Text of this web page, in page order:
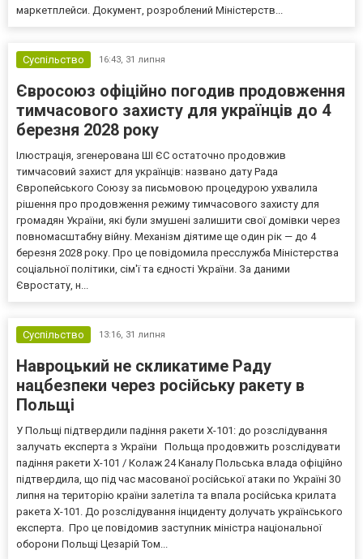
маркетплейси. Документ, розроблений Міністерств...
Суспільство 16:43, 31 липня
Євросоюз офіційно погодив продовження
тимчасового захисту для українців до 4
березня 2028 року
Ілюстрація, згенерована ШІ ЄС остаточно продовжив
тимчасовий захист для українців: названо дату Рада
Європейського Союзу за письмовою процедурою ухвалила
рішення про продовження режиму тимчасового захисту для
громадян України, які були змушені залишити свої домівки через
повномасштабну війну. Механізм діятиме ще один рік — до 4
березня 2028 року. Про це повідомила пресслужба Міністерства
соціальної політики, сім'ї та єдності України. За даними
Євростату, н...
Суспільство 13:16, 31 липня
Навроцький не скликатиме Раду
нацбезпеки через російську ракету в
Польщі
У Польщі підтвердили падіння ракети Х-101: до розслідування
залучать експерта з України Польща продовжить розслідувати
падіння ракети Х-101 / Колаж 24 Каналу Польська влада офіційно
підтвердила, що під час масованої російської атаки по Україні 30
липня на територію країни залетіла та впала російська крилата
ракета Х-101. До розслідування інциденту долучать українського
експерта. Про це повідомив заступник міністра національної
оборони Польщі Цезарій Том...